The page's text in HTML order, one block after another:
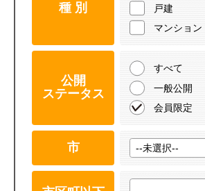
種 別
戸建
マンション
公開
ステータス
すべて
一般公開
会員限定
市